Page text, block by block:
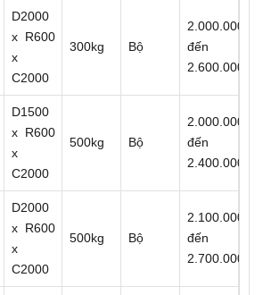
D2000
x R600
x
C2000
300kg Bộ
2.000.000
đến
2.600.000
D1500
x R600
x
C2000
500kg Bộ
2.000.000
đến
2.400.000
D2000
x R600
x
C2000
500kg Bộ
2.100.000
đến
2.700.000